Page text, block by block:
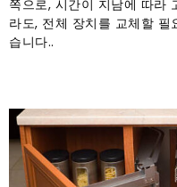
쪽으로, 시간이 지남에 따라
라도, 전체 장치를 교체할
습니다..